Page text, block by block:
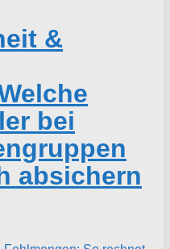
&
bei
absichern